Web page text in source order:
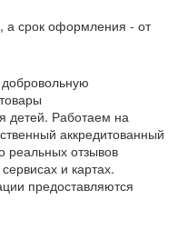
а срок оформления - от
детей. Работаем на
аккредитованный
реальных отзывов
и картах.
предоставляются